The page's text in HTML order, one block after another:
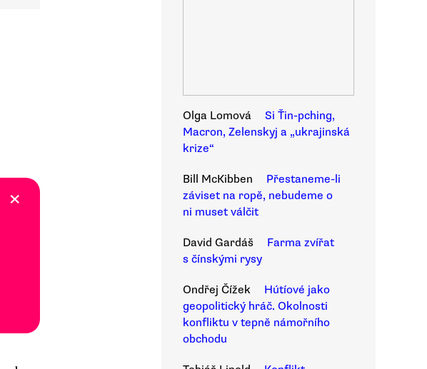
×
Olga Lomová
Si Ťin-pching,
Macron, Zelenskyj a „ukrajinská
krize“
Bill McKibben
Přestaneme-li
záviset na ropě, nebudeme o
ni muset válčit
David Gardáš
Farma zvířat
s čínskými rysy
Ondřej Čížek
Hútíové jako
geopolitický hráč. Okolnosti
konfliktu v tepně námořního
obchodu